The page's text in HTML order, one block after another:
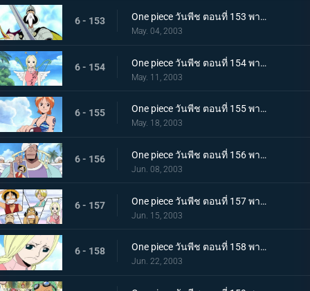
6 - 153 One piece วันพีช ตอนที่ 153 พากย์ไทย นี่คือทะเลแห่งท้องฟ้า! อัศวินแห่งนภาและประตูสู่สรวงสวรรค์
May. 04, 2003
6 - 154 One piece วันพีช ตอนที่ 154 พากย์ไทย เกาะแห่งเทพ สกายเปียร์! นางฟ้าของหาดเมฆ
May. 11, 2003
6 - 155 One piece วันพีช ตอนที่ 155 พากย์ไทย สถานที่ศักดิ์สิทธิ์ต้องห้าม! เกาะของเทพพระเจ้า กับ โทษทัณฑ์จากสวรรค์
May. 18, 2003
6 - 156 One piece วันพีช ตอนที่ 156 พากย์ไทย ทำผิดกฎหมายอย่างงั้นหรอ? กฎหมายแห่งสกายเปียร์
Jun. 08, 2003
6 - 157 One piece วันพีช ตอนที่ 157 พากย์ไทย ต้องหนีไปให้ได้แล้วล่ะสิ บทลงโทษขั้นแรกจากเทพเจ้า
Jun. 15, 2003
6 - 158 One piece วันพีช ตอนที่ 158 พากย์ไทย กับดักที่ถนนเลิฟลี่! ก็อดเอเนล "ผู้ปราดเปรื่อง"
Jun. 22, 2003